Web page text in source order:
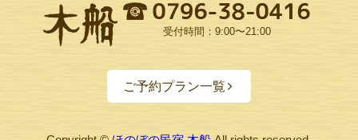
受付時間：9:00〜21:00
ご予約プラン一覧